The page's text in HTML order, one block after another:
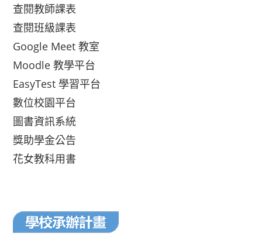
查閱教師課表
查閱班級課表
Google Meet 教室
Moodle 教學平台
EasyTest 學習平台
數位校園平台
圖書資訊系統
獎助學金公告
花女教科用書